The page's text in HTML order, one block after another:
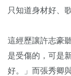
只知道身材好、
這經歷讓許志豪
是受傷的，可是
好。」而張秀卿